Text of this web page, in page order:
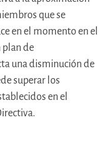
que se
en el momento en el
plan de
una disminución de
superar los
en el